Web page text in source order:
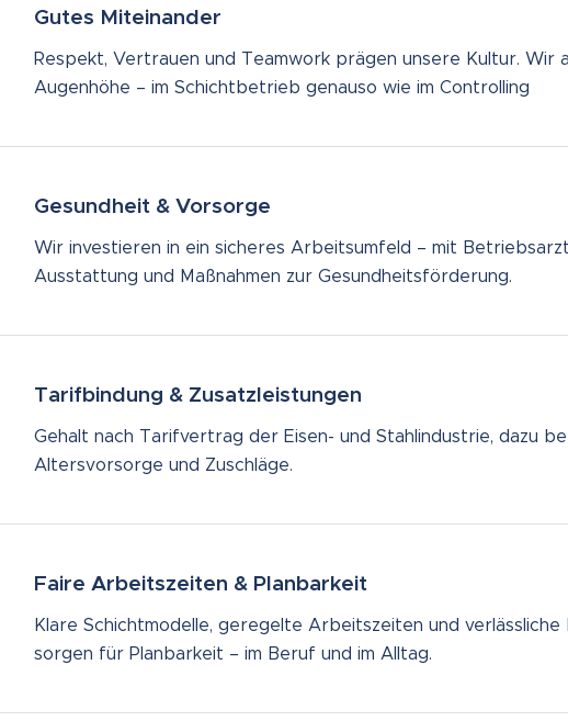
Gutes Miteinander
Respekt, Vertrauen und Teamwork prägen unsere Kultur. Wir
Augenhöhe – im Schichtbetrieb genauso wie im Controlling
Gesundheit & Vorsorge
Wir investieren in ein sicheres Arbeitsumfeld – mit
Ausstattung und Maßnahmen zur Gesundheitsförderung.
Tarifbindung & Zusatzleistungen
Gehalt nach Tarifvertrag der Eisen- und Stahlindustrie, dazu
Altersvorsorge und Zuschläge.
Faire Arbeitszeiten & Planbarkeit
Klare Schichtmodelle, geregelte Arbeitszeiten und verlässliche
sorgen für Planbarkeit – im Beruf und im Alltag.